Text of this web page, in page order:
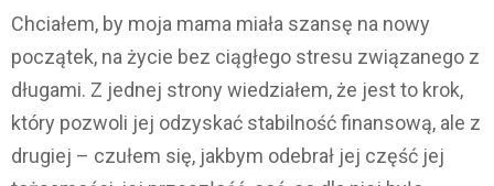
Chciałem, by moja mama miała szansę na nowy
początek, na życie bez ciągłego stresu związanego z
długami. Z jednej strony wiedziałem, że jest to krok,
który pozwoli jej odzyskać stabilność finansową, ale z
drugiej – czułem się, jakbym odebrał jej część jej